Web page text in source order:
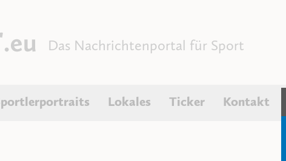
Das Nachrichtenportal für Sport
Lokales Ticker Kontakt